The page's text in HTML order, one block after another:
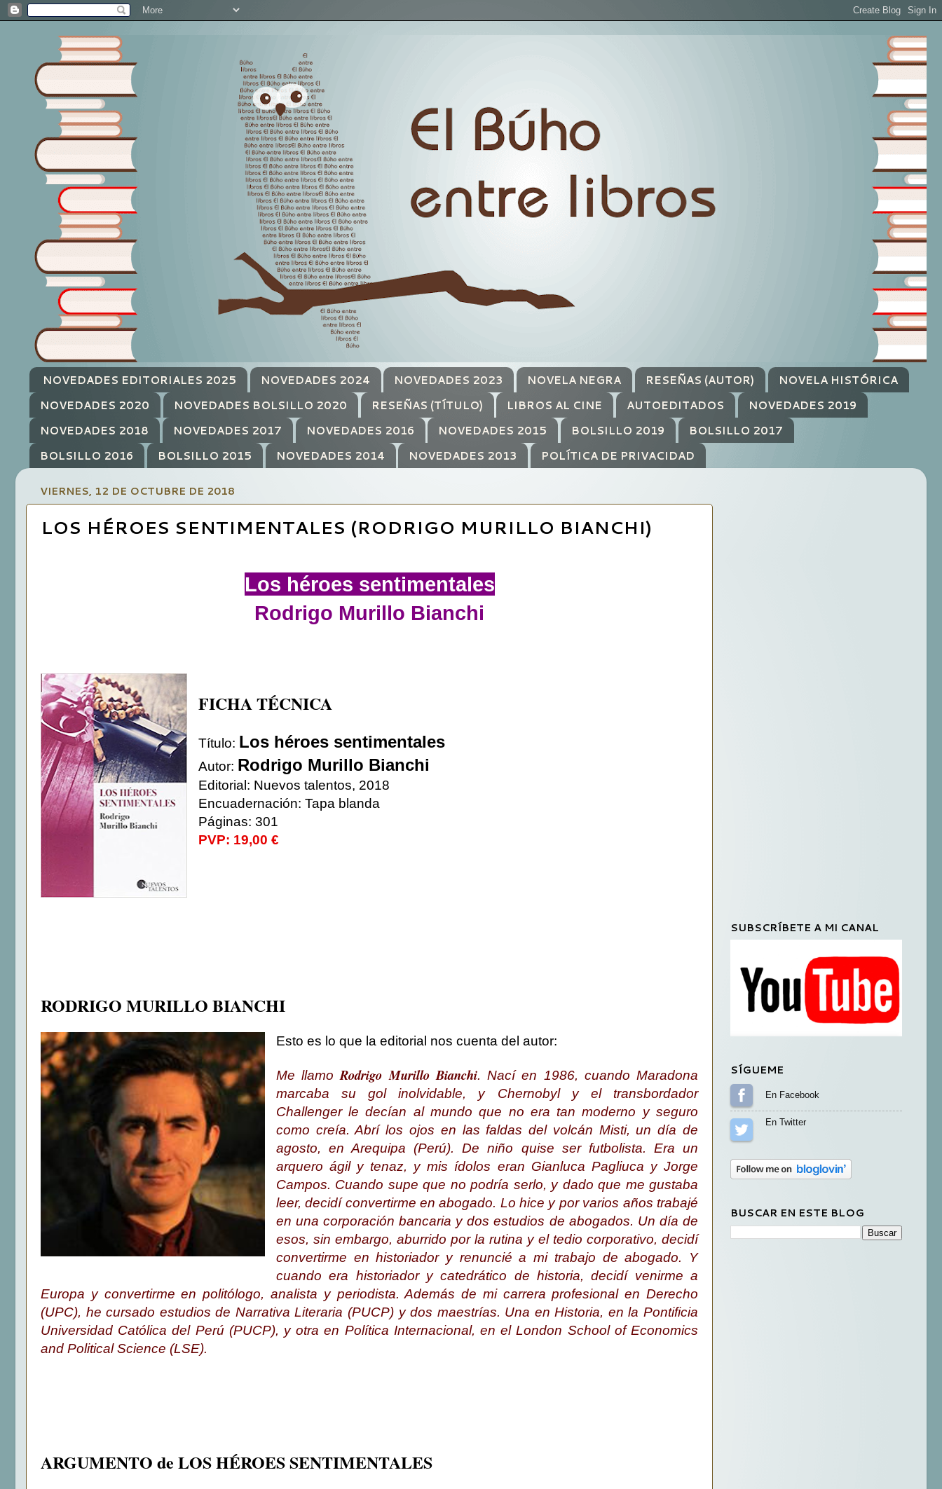
NOVEDADES EDITORIALES 2025 NOVEDADES 2024 NOVEDADES 2023 NOVELA NEGRA RESEÑAS (AUTOR)
NOVELA HISTÓRICA
NOVEDADES 2020
NOVEDADES BOLSILLO 2020 RESEÑAS (TÍTULO) LIBROS AL CINE AUTOEDITADOS
NOVEDADES 2019
NOVEDADES 2018
NOVEDADES 2017 NOVEDADES 2016 NOVEDADES 2015 BOLSILLO 2019
BOLSILLO 2017
BOLSILLO 2016
BOLSILLO 2015 NOVEDADES 2014 NOVEDADES 2013 POLÍTICA DE PRIVACIDAD
VIERNES, 12 DE OCTUBRE DE 2018
LOS HÉROES SENTIMENTALES (RODRIGO MURILLO BIANCHI)
Los héroes sentimentales
Rodrigo Murillo Bianchi
FICHA TÉCNICA
Título: Los héroes sentimentales
Autor: Rodrigo Murillo Bianchi
Editorial: Nuevos talentos, 2018
Encuadernación: Tapa blanda
Páginas: 301
PVP: 19,00 €
RODRIGO MURILLO BIANCHI
Esto es lo que la editorial nos cuenta del autor:
Me llamoRodrigo Murillo Bianchi. Nací en 1986, cuando Maradona
marcaba su gol inolvidable, y Chernobyl y el transbordador
Challenger le decían al mundo que no era tan moderno y seguro
como creía. Abrí los ojos en las faldas del volcán Misti, un día de
agosto, en Arequipa (Perú). De niño quise ser futbolista. Era un
arquero ágil y tenaz, y mis ídolos eran Gianluca Pagliuca y Jorge
Campos. Cuando supe que no podría serlo, y dado que me gustaba
leer, decidí convertirme en abogado. Lo hice y por varios años trabajé
en una corporación bancaria y dos estudios de abogados. Un día de
esos, sin embargo, aburrido por la rutina y el tedio corporativo, decidí
convertirme en historiador y renuncié a mi trabajo de abogado. Y
cuando era historiador y catedrático de historia, decidí venirme a
Europa y convertirme en politólogo, analista y periodista. Además de mi carrera profesional en Derecho
(UPC), he cursado estudios de Narrativa Literaria (PUCP) y dos maestrías. Una en Historia, en la Pontificia
Universidad Católica del Perú (PUCP), y otra en Política Internacional, en el London School of Economics
and Political Science (LSE).
ARGUMENTO de LOS HÉROES SENTIMENTALES
SUBSCRÍBETE A MI CANAL
SÍGUEME
Sígueme en Facebook
BUSCAR EN ESTE BLOG